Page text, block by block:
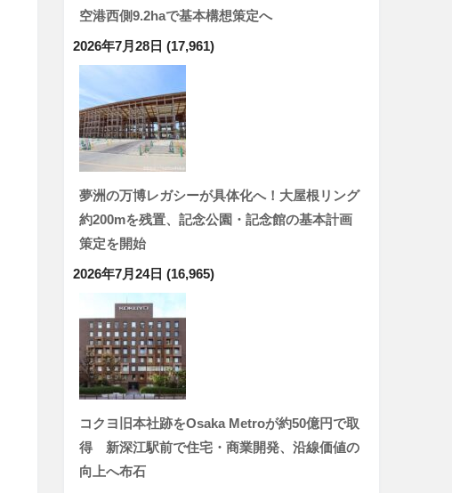
空港西側9.2haで基本構想策定へ
2026年7月28日 (17,961)
夢洲の万博レガシーが具体化へ！大屋根リング
約200mを残置、記念公園・記念館の基本計画
策定を開始
2026年7月24日 (16,965)
コクヨ旧本社跡をOsaka Metroが約50億円で取
得 新深江駅前で住宅・商業開発、沿線価値の
向上へ布石